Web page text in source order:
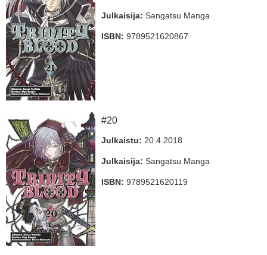
Julkaisija: Sangatsu Manga
ISBN: 9789521620867
#20
Julkaistu: 20.4.2018
Julkaisija: Sangatsu Manga
ISBN: 9789521620119